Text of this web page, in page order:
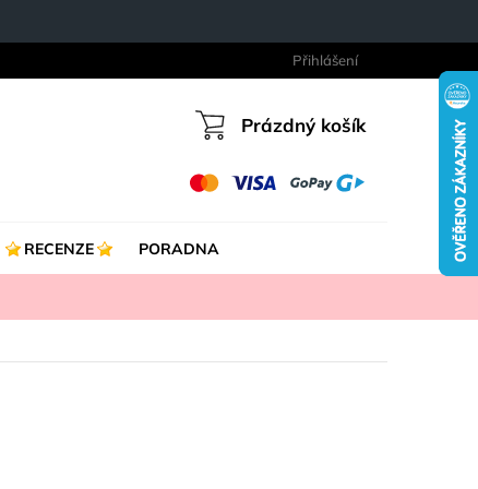
Přihlášení
Nákupní
Prázdný košík
RECENZE PORADNA